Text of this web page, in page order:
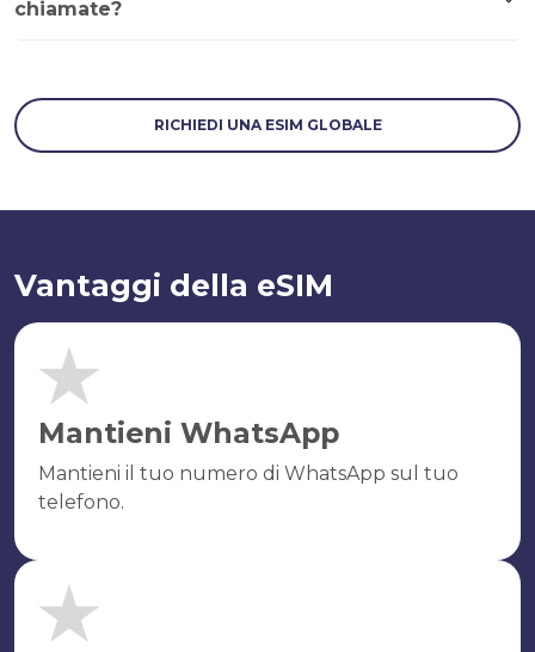
chiamate?
RICHIEDI UNA ESIM GLOBALE
Vantaggi della eSIM
Mantieni WhatsApp
Mantieni il tuo numero di WhatsApp sul tuo
telefono.